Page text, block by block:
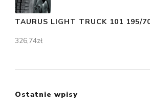
TAURUS LIGHT TRUCK 101 195/
326,74zł
Ostatnie wpisy